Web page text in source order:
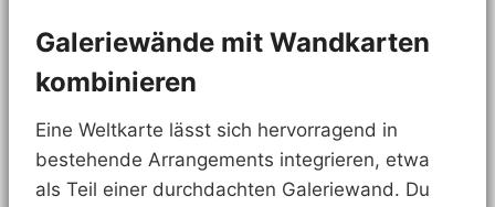
Galeriewände mit Wandkarten
kombinieren
Eine Weltkarte lässt sich hervorragend in
bestehende Arrangements integrieren, etwa
als Teil einer durchdachten Galeriewand. Du